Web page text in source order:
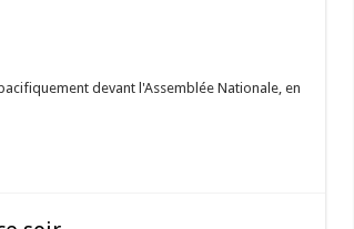
devant l'Assemblée Nationale, en